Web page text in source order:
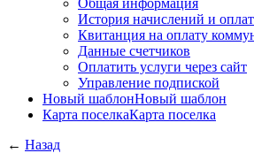
Общая информация
История начислений и оплат
Квитанция на оплату
Данные счетчиков
Оплатить услуги через сайт
Управление подпиской
Новый шаблонНовый шаблон
Карта поселкаКарта поселка
← Назад